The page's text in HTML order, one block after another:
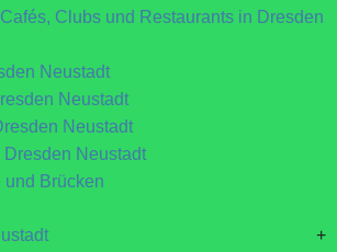
Clubs und Restaurants in Dresden
Neustadt
Neustadt
Neustadt
Neustadt
und Brücken
+